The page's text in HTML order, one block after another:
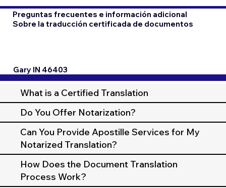
Preguntas frecuentes e información adicional
Sobre la traducción certificada de documentos
Gary IN 46403
What is a Certified Translation
Do You Offer Notarization?
Can You Provide Apostille Services for My
Notarized Translation?
How Does the Document Translation
Process Work?